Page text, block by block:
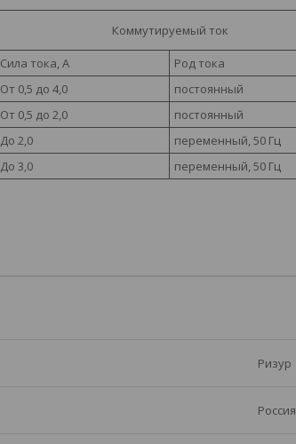
Коммутируемый ток
Сила тока, А
Род тока
От 0,5 до 4,0 постоянный
От 0,5 до 2,0 постоянный
До 2,0 переменный, 50 Гц
До 3,0 переменный, 50 Гц
Ризур
Россия